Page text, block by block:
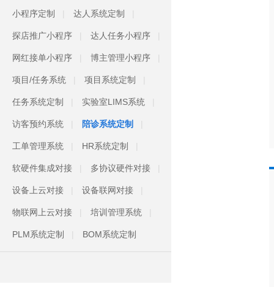
小程序定制 达人系统定制
探店推广小程序 达人任务小程序
网红接单小程序 博主管理小程序
项目/任务系统 项目系统定制
任务系统定制 实验室LIMS系统
访客预约系统 陪诊系统定制
工单管理系统 HR系统定制
软硬件集成对接 多协议硬件对接
设备上云对接 设备联网对接
物联网上云对接 培训管理系统
PLM系统定制 BOM系统定制